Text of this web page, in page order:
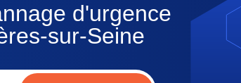
d'urgence
sur-Seine